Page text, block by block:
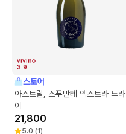
3.9
스토어
아스트랄, 스푸만테 엑스트라 드라
이
21,800
5.0 (1)